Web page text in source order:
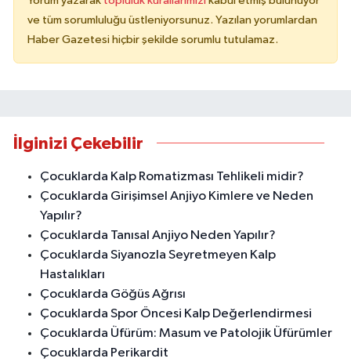
ve tüm sorumluluğu üstleniyorsunuz. Yazılan yorumlardan
Haber Gazetesi hiçbir şekilde sorumlu tutulamaz.
İlginizi Çekebilir
Çocuklarda Kalp Romatizması Tehlikeli midir?
Çocuklarda Girişimsel Anjiyo Kimlere ve Neden
Yapılır?
Çocuklarda Tanısal Anjiyo Neden Yapılır?
Çocuklarda Siyanozla Seyretmeyen Kalp
Hastalıkları
Çocuklarda Göğüs Ağrısı
Çocuklarda Spor Öncesi Kalp Değerlendirmesi
Çocuklarda Üfürüm: Masum ve Patolojik Üfürümler
Çocuklarda Perikardit